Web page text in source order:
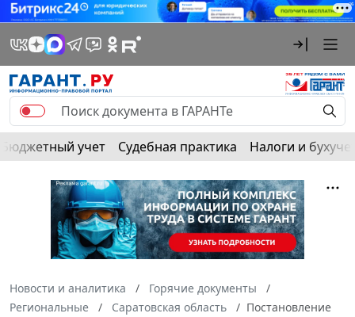
Бюджетный учет Судебная практика Налоги и
Новости и аналитика
Горячие документы
Региональные
Саратовская область
Постановление